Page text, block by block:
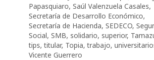
Papasquiaro, Saúl Valenzuela Casales,
Secretaría de Desarrollo Económico,
Secretaría de Hacienda, SEDECO,
Social, SMB, solidario, superior,
tips,titular, Topia,trabajo,
Vicente Guerrero